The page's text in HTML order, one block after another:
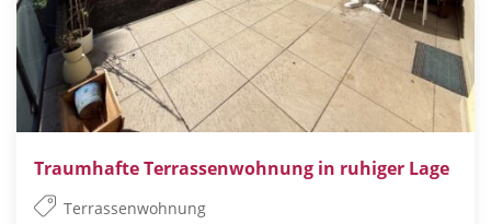
Traumhafte Terrassenwohnung in ruhiger Lage
Terrassenwohnung